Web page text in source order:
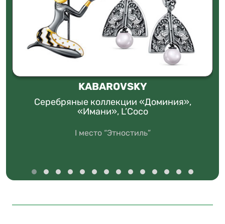
KABAROVSKY
Серебряные коллекции «Доминия»,
«Имани», L’Coco
I место “Этностиль”